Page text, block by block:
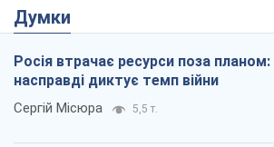
Думки
Росія втрачає ресурси поза планом:
насправді диктує темп війни
Сергій Місюра 5,5 т.